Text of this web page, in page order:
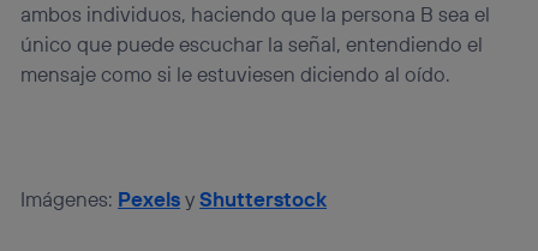
ambos individuos, haciendo que la persona B sea el
único que puede escuchar la señal, entendiendo el
mensaje como si le estuviesen diciendo al oído.
Imágenes: PexelsyShutterstock